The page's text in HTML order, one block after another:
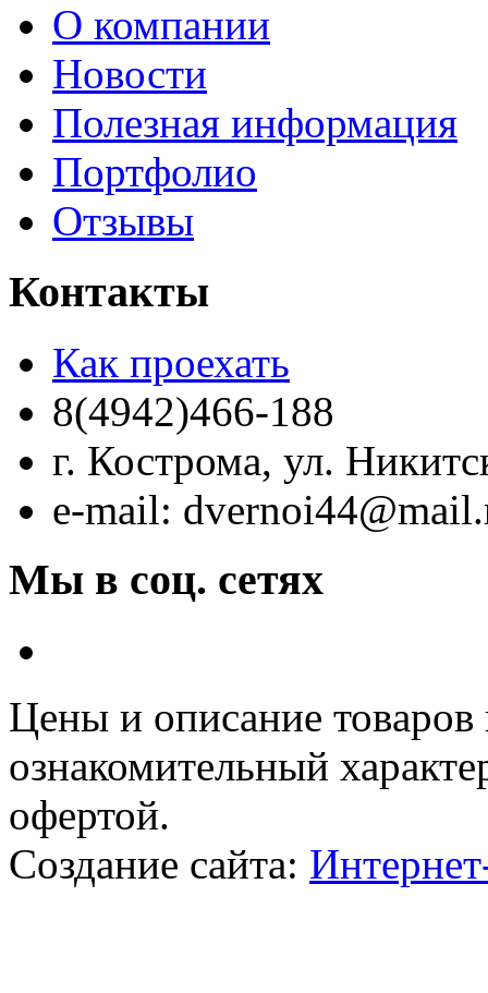
О компании
Новости
Полезная информация
Портфолио
Отзывы
Контакты
Как проехать
8(4942)466-188
г. Кострома, ул.
e-mail:
Мы в соц. сетях
Цeны и описание
ознакомительный
офeртой.
Создание сайта: